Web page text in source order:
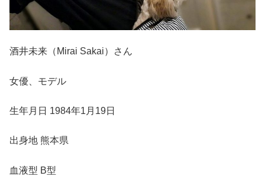
酒井未来（Mirai Sakai）さん
女優、モデル
生年月日 1984年1月19日
出身地 熊本県
血液型 B型